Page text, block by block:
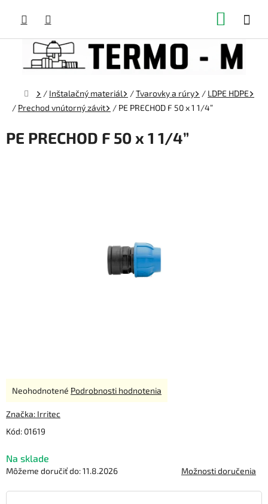
obsah
Domov
/ Inštalačný materiál /Tvarovky a rúry / LDPE HDPE
/ Prechod vnútorný závit / PE PRECHOD F 50 x 1 1/4”
PE PRECHOD F 50 x 1 1/4”
Kód: 01619
Na sklade
Môžeme doručiť do:11.8.2026 Možnosti doručenia
Priemerné
produktu
0,0
5
hviezdičiek.
Neohodnotené Podrobnosti hodnotenia
Značka: Irritec